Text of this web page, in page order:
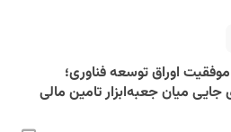
موفقیت اوراق توسعه فناوری؛
میان جعبه‌ابزار تامین مالی